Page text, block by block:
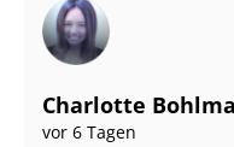
Charlotte
vor 6 Tagen